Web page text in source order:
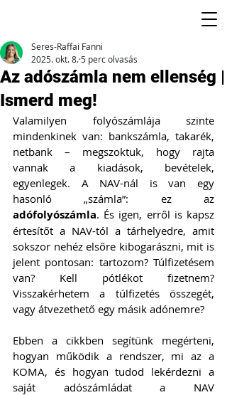
Az adószámla nem ellenség |
Ismerd meg!
Seres-Raffai Fanni
2025. okt. 8. 5 perc olvasás
Valamilyen folyószámlája szinte
mindenkinek van: bankszámla, takarék,
netbank – megszoktuk, hogy rajta
vannak a kiadások, bevételek,
egyenlegek. A NAV-nál is van egy
adófolyószámla. És igen, erről is kapsz
értesítőt a NAV-tól a tárhelyedre, amit
sokszor nehéz elsőre kibogarászni, mit is
jelent pontosan: tartozom? Túlfizetésem
van? Kell pótlékot fizetnem?
Visszakérhetem a túlfizetés összegét,
vagy átvezethető egy másik adónemre?
Ebben a cikkben segítünk megérteni,
hogyan működik a rendszer, mi az a
KOMA, és hogyan tudod lekérdezni a
saját adószámládat a NAV